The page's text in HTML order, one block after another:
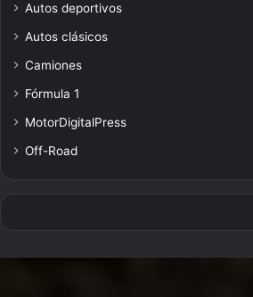
Autos deportivos
Autos clásicos
Camiones
Fórmula 1
MotorDigitalPress
Off-Road